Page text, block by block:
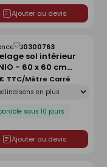
Ajouter au devis
sol intérieur
- 60 x 60 cm
mm - grafito
:30300763
sous 10 jours
TTC/Mètre Carré
Ajouter au devis
Enregistrer
comme
liste